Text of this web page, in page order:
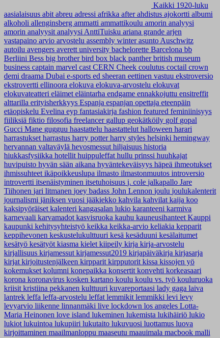
Kaikki 1920-luku
aasialaisuus abit abreu adressi afrikka afterahdistus ajokortti albumi
alkoholi allenginsberg ammatti ammattikoulu amorin analyysi
amorin analyysit analyysi AnttiTuisku ariana grande arjen
vastapaino arvio arvostelu assembly winterasunto Auschwitz
autoilu avengers averett university bachelorette Barcelona bb
Berliini Bess big brotherbird box black pantherbritish museum
business captain marvel cast CERN Cheek coulutus coctail crown
demi draama Dubai e-sports ed sheeran eettinen vastuu ekstroversio
ekstrovertti ellinoora elokuva elokuva-arvostelu elokuvat
elokuvateatteri eläimet eläintarha endgame ennakkojuttu ensitreffit
alttarilla erityisherkkyys Espanja espanjan opettaja eteenpäin
etäopiskelu Evelina eyp fantasiakirja fashion featured feminiinisyys
fiiliksiä fiktio filosofia freelancer gallup geokätköily golf gopal
Gucci Mane gugguu haastattelu haastattelut halloween harari
harrastukset harrastus harry potterharry styles helsinki hemingway
hervannan valtaväylä hevosmessut hiljaisuus historia
hiukkasfysiikka hotellit huippuleffat hullu prinssi huuhkajat
huvipuisto hyvän sään aikana hyväntekeväisyys häpeä ihmeotukset
ihmissuhteet ikäpoikkeuslupa ilmasto ilmastonmuutos introversio
introvertti itsenäistyminen itsetuhoisuus j. cole jalkapallo Jare
Tiihonen jari litmanen joey badass John Lennon joulu joulukalenterit
journalismi jäniksen vuosi jääkiekko kahvila kahvilat kaija koo
kaksipyöräiset kalenteri kangasalan lukio karanteeni karmiva
karnevaali karvamadot kasvisruoka kauhu kauneusihanteet Kauppi
kaupunki kehitysyhteistyö keikka keikka-arvio keliakia kepparit
keppihevonen keskustelukulttuuri kesä kesäduuni kesälaitumet
kesätyö kesätyöt kiasma kielet kiipeily kirja kirja-arvostelu
kirjallisuus kirjamessut kirjamessut2019 kirjapäiväkirja kirjasarja
kirjat kirjoitustenjälkeen kirpparit kirpputorit kissa kissojen yö
kokemukset kolumni konepaikka konsertit konvehti korkeasaari
korona koronavirus kosken kartano koulu koulu vs. työ kouluruoka
kriisit kristiina pekkanen kulttuuri kuvareportaasi lady gaga laiva
lantrek leffa leffa-arvostelu leffat lemmikit lemmikki levi levy
levyarvio liikenne linnanmäki live lockdown los angeles Lotta-
Maria Heinonen love island lukeminen lukemista lukihäiriö lukio
lukiot lukuintoa lukupiiri lukutaito lukuvuosi luottamus luova
kirjoittaminen maailmanloppu maaseutu maauimala macbook malli